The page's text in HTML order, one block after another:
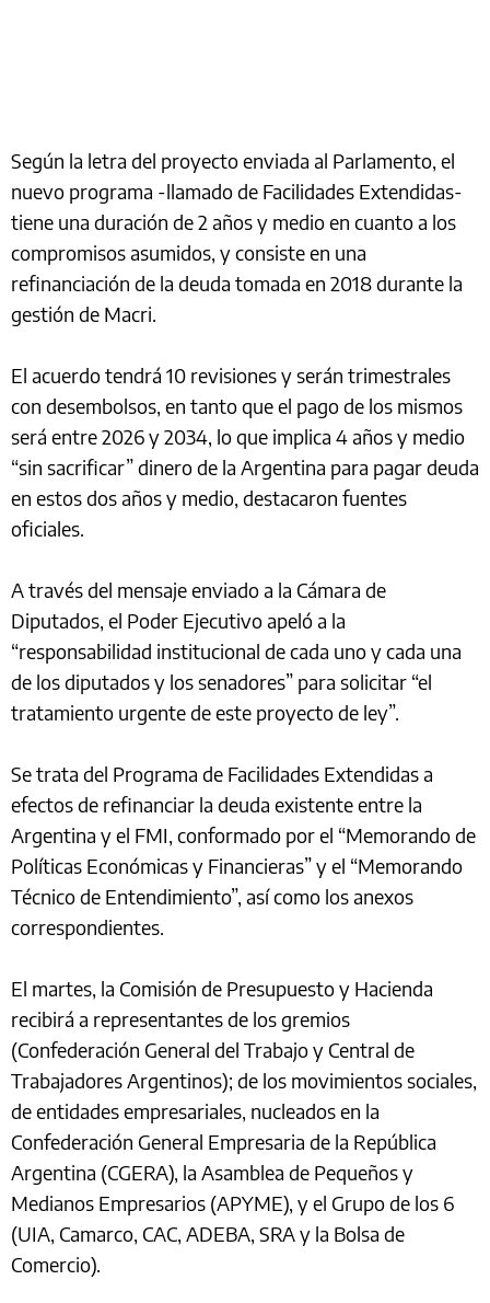
Según la letra del proyecto enviada al Parlamento, el
nuevo programa -llamado de Facilidades Extendidas-
tiene una duración de 2 años y medio en cuanto a los
compromisos asumidos, y consiste en una
refinanciación de la deuda tomada en 2018 durante la
gestión de Macri.
El acuerdo tendrá 10 revisiones y serán trimestrales
con desembolsos, en tanto que el pago de los mismos
será entre 2026 y 2034, lo que implica 4 años y medio
“sin sacrificar” dinero de la Argentina para pagar deuda
en estos dos años y medio, destacaron fuentes
oficiales.
A través del mensaje enviado a la Cámara de
Diputados, el Poder Ejecutivo apeló a la
“responsabilidad institucional de cada uno y cada una
de los diputados y los senadores” para solicitar “el
tratamiento urgente de este proyecto de ley”.
Se trata del Programa de Facilidades Extendidas a
efectos de refinanciar la deuda existente entre la
Argentina y el FMI, conformado por el “Memorando de
Políticas Económicas y Financieras” y el “Memorando
Técnico de Entendimiento”, así como los anexos
correspondientes.
El martes, la Comisión de Presupuesto y Hacienda
recibirá a representantes de los gremios
(Confederación General del Trabajo y Central de
Trabajadores Argentinos); de los movimientos sociales,
de entidades empresariales, nucleados en la
Confederación General Empresaria de la República
Argentina (CGERA), la Asamblea de Pequeños y
Medianos Empresarios (APYME), y el Grupo de los 6
(UIA, Camarco, CAC, ADEBA, SRA y la Bolsa de
Comercio).